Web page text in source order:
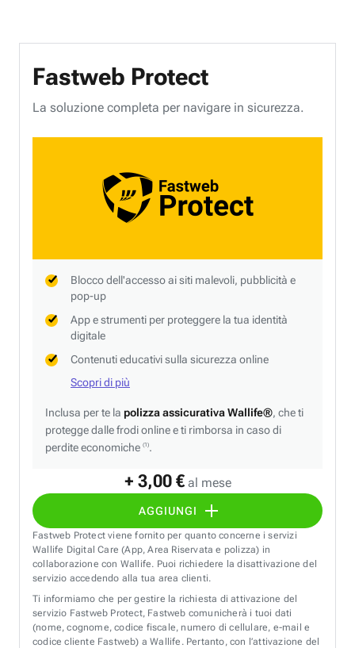
Fastweb Protect
+ 3,00 € al mese
AGGIUNGI
La soluzione completa per navigare in sicurezza.
Blocco dell'accesso ai siti malevoli, pubblicità e
pop-up
App e strumenti per proteggere la tua identità
digitale
Contenuti educativi sulla sicurezza online
Scopri di più
Inclusa per te la polizza assicurativa Wallife®, che ti
protegge dalle frodi online e ti rimborsa in caso di
perdite economiche (1).
Fastweb Protect viene fornito per quanto concerne i servizi
Wallife Digital Care (App, Area Riservata e polizza) in
collaborazione con Wallife. Puoi richiedere la disattivazione del
servizio accedendo alla tua area clienti.
Ti informiamo che per gestire la richiesta di attivazione del
servizio Fastweb Protect, Fastweb comunicherà i tuoi dati
(nome, cognome, codice fiscale, numero di cellulare, e-mail e
codice cliente Fastweb) a Wallife. Pertanto, con l’attivazione del